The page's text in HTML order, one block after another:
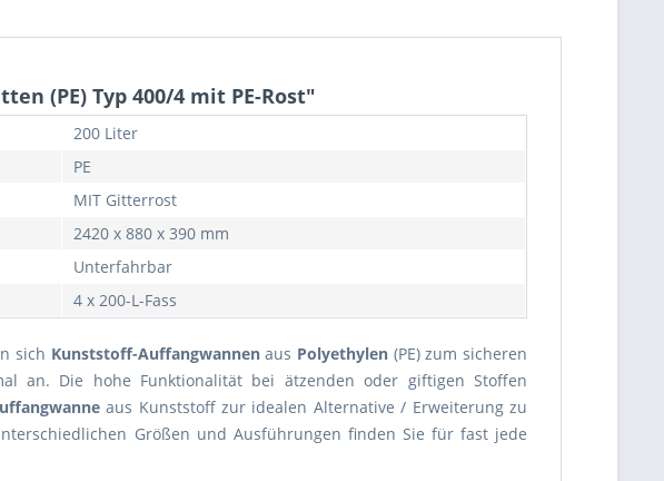
(PE) Typ 400/4 mit PE-Rost"
200 Liter
PE
MIT Gitterrost
2420 x 880 x 390 mm
Unterfahrbar
4 x 200-L-Fass
sich Kunststoff-Auffangwannenaus Polyethylen (PE) zum sicheren
an. Die hohe Funktionalität bei ätzenden oder giftigen Stoffen
aus Kunststoff zur idealen Alternative / Erweiterung zu
Größen und Ausführungen finden Sie für fast jede